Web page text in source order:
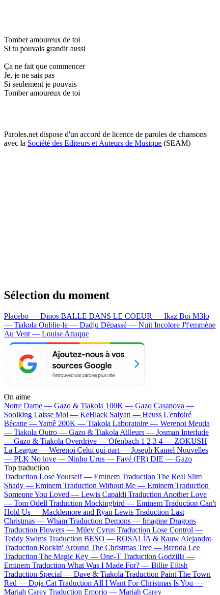
Tomber amoureux de toi
Si tu pouvais grandir aussi
Ça ne fait que commencer
Je, je ne sais pas
Si seulement je pouvais
Tomber amoureux de toi
Paroles.net dispose d'un accord de licence de paroles de chansons
avec la Société des Editeurs et Auteurs de Musique (SEAM)
Sélection du moment
Placebo — Dinos BALLE DANS LE COEUR — Ikaz Boi M3lo
— Tiakola Oublie-le — Dadju Dépassé — Nuit Incolore J't'emmène
Au Vent — Louise Attaque
On aime
Notre Dame — Gazo & Tiakola 100K — Gazo Casanova —
Soolking Laisse Moi — KeBlack Saiyan — Heuss L'enfoiré
Bécane —Yamê 200K — Tiakola Laboratoire — Werenoi Meuda
— Tiakola Outro — Gazo & Tiakola Ailleurs — Josman Interlude
— Gazo & Tiakola Overdrive — Ofenbach 1 2 3 4 — ZOKUSH
La League — Werenoi Celui qui part — Joseph Kamel Nouvelles
— PLK No love — Ninho Urus — Favé (FR) DIE — Gazo
Top traduction
Traduction Lose Yourself — Eminem Traduction The Real Slim
Shady — Eminem Traduction Without Me — Eminem Traduction
Someone You Loved — Lewis Capaldi Traduction Another Love
— Tom Odell Traduction Mockingbird — Eminem Traduction Can't
Hold Us — Macklemore and Ryan Lewis Traduction Last
Christmas — Wham Traduction Demons — Imagine Dragons
Traduction Flowers — Miley Cyrus Traduction Lose Control —
Teddy Swims Traduction BESO — ROSALÍA & Rauw Alejandro
Traduction Rockin' Around The Christmas Tree — Brenda Lee
Traduction The Magic Key — One-T Traduction Godzilla —
Eminem Traduction What Was I Made For? — Billie Eilish
Traduction Special — Dave & Tiakola Traduction Paint The Town
Red — Doja Cat Traduction All I Want For Christmas Is You —
Mariah Carey Traduction Emorio — Mariah Carey